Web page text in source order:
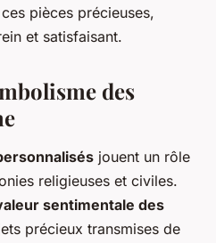
pièces précieuses,
et satisfaisant.
des
jouent un rôle
religieuses et civiles.
sentimentale des
précieux transmises de